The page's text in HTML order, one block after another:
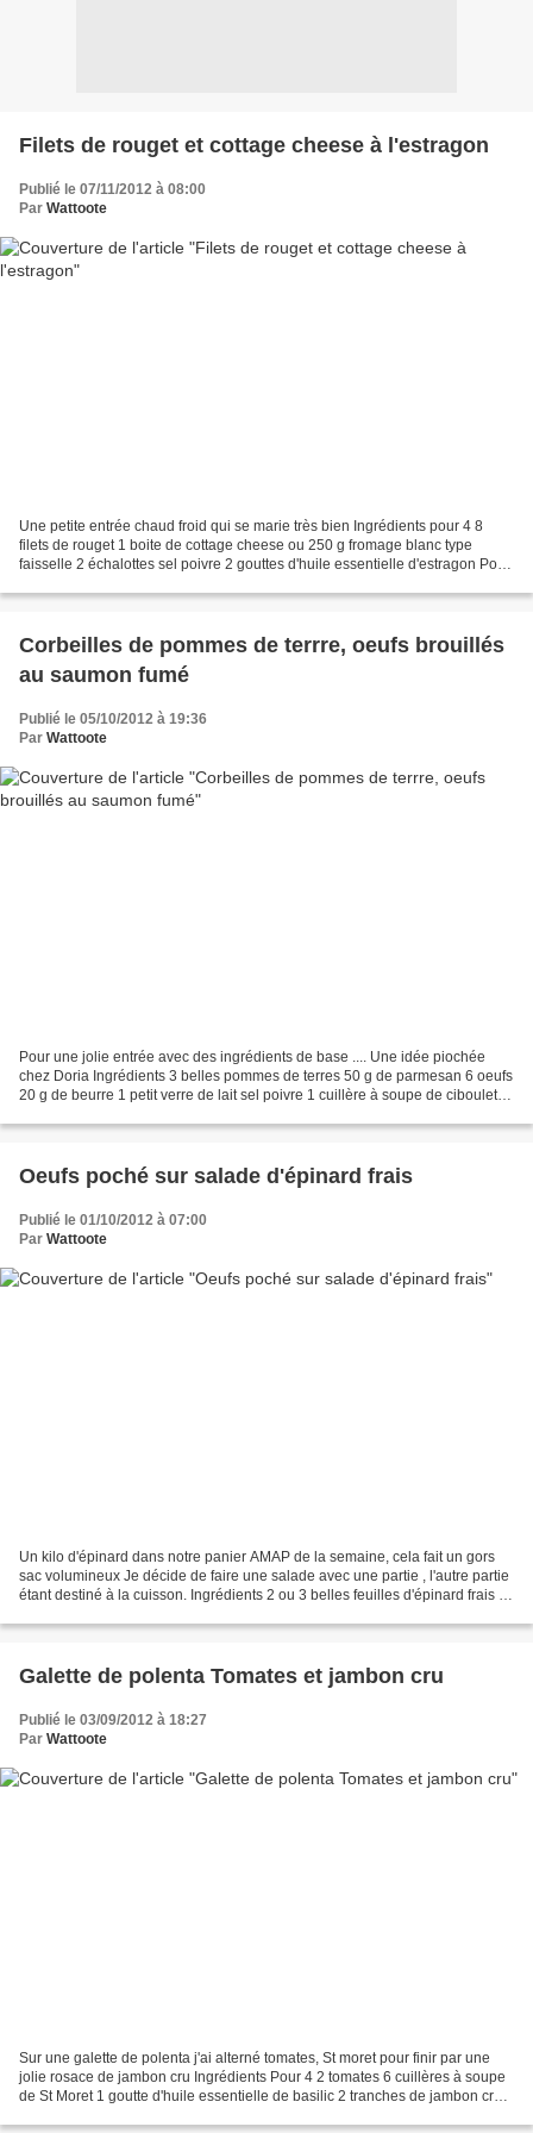
Filets de rouget et cottage cheese à l'estragon
Publié le 07/11/2012 à 08:00
Par Wattoote
Une petite entrée chaud froid qui se marie très bien Ingrédients pour 4 8
filets de rouget 1 boite de cottage cheese ou 250 g fromage blanc type
faisselle 2 échalottes sel poivre 2 gouttes d'huile essentielle d'estragon Pour
Corbeilles de pommes de terrre, oeufs brouillés
au saumon fumé
Publié le 05/10/2012 à 19:36
Par Wattoote
Pour une jolie entrée avec des ingrédients de base .... Une idée piochée
chez Doria Ingrédients 3 belles pommes de terres 50 g de parmesan 6 oeufs
20 g de beurre 1 petit verre de lait sel poivre 1 cuillère à soupe de ciboulette
Oeufs poché sur salade d'épinard frais
Publié le 01/10/2012 à 07:00
Par Wattoote
Un kilo d'épinard dans notre panier AMAP de la semaine, cela fait un gors
sac volumineux Je décide de faire une salade avec une partie , l'autre partie
étant destiné à la cuisson. Ingrédients 2 ou 3 belles feuilles d'épinard frais 1
Galette de polenta Tomates et jambon cru
Publié le 03/09/2012 à 18:27
Par Wattoote
Sur une galette de polenta j'ai alterné tomates, St moret pour finir par une
jolie rosace de jambon cru Ingrédients Pour 4 2 tomates 6 cuillères à soupe
de St Moret 1 goutte d'huile essentielle de basilic 2 tranches de jambon cru